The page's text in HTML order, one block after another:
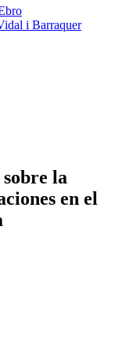
i Barraquer
la
en el